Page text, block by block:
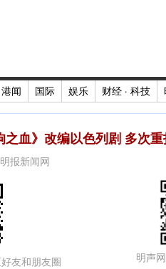
港闻 国际 娱乐 财经 · 科技
之血》改编以色列剧 多次
报新闻网
友和朋友圈 明声